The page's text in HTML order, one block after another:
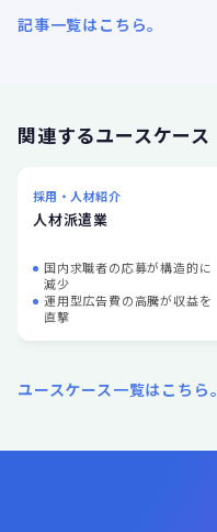
記事一覧はこちら。
関連するユースケース
採用・人材紹介
人材派遣業
国内求職者の応募が構造的に
減少
運用型広告費の高騰が収益を
直撃
ユースケース一覧はこちら。